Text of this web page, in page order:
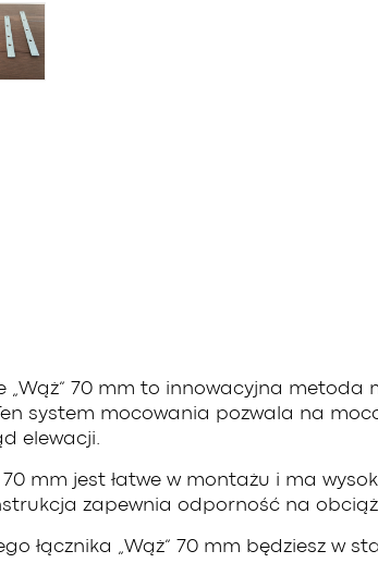
„Wąż” 70 mm to innowacyjna
system mocowania pozwala na
elewacji.
70 mm jest łatwe w montażu i ma
zapewnia odporność na
łącznika „Wąż” 70 mm będziesz w